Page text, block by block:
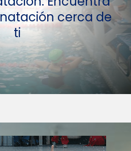
cerca de
ti